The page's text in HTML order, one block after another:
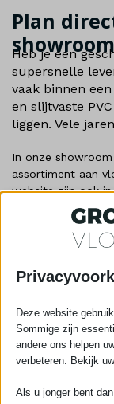
Plan
Heb je een
supersnelle
vaak binnen
en slijtvaste
liggen. Vele
In onze
assortiment aan
website zijn ook
Wij zijn een
Al 15+ jaar
Tot25 jaar
Deze website
Sommige zijn
andere ons helpen
verbeteren. Bekijk
Als u jonger bent